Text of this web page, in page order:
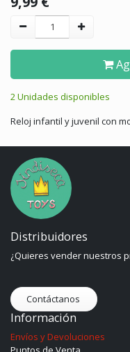
2 Unidades disponibles
Reloj infantil y juvenil con
Distribuidores
¿Quieres vender nuestros
Contáctanos
Información
Envíos y Devoluciones